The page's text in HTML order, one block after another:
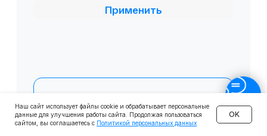
Сотрудничество
Корпоративным клиентам
Наш сайт использует файлы cookie и обрабатывает персональные
данные для улучшения работы сайта. Продолжая пользоваться
сайтом, вы соглашаетесь с Политикой персональных данных
OK